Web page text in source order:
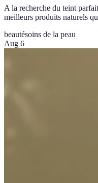
A la recherche du teint
meilleurs produits naturels
beautésoins de la peau
Aug 6